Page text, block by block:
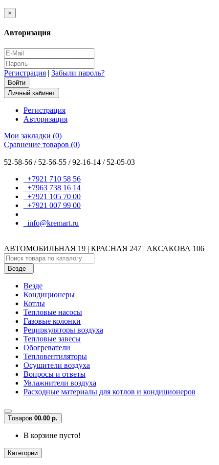
×
Авторизация
Регистрация | Забыли пароль?
Личный кабинет
Регистрация
Авторизация
Мои закладки (0)
Сравнение товаров (0)
52-58-56 / 52-56-55 / 92-16-14 / 52-05-03
+7921 710 58 56
+7963 738 16 14
+7921 105 70 00
+7921 007 99 00
info@kremart.ru
АВТОМОБИЛЬНАЯ 19 | КРАСНАЯ 247 | АКСАКОВА 106
Везде
Везде
Кондиционеры
Котлы
Тепловые насосы
Газовые колонки
Рециркуляторы воздуха
Тепловые завесы
Обогреватели
Тепловентиляторы
Осушители воздуха
Вопросы и ответы
Увлажнители воздуха
Расходные материалы для котлов и кондиционеров
Tоваров 00.00 р.
В корзине пусто!
Категории